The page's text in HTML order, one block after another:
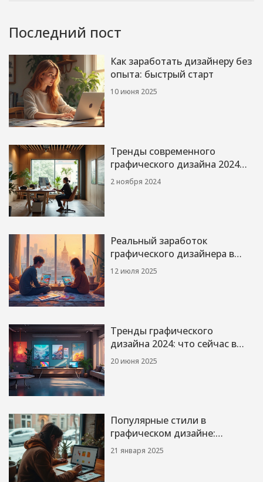
Последний пост
Как заработать дизайнеру без
опыта: быстрый старт
10 июня 2025
Тренды современного
графического дизайна 2024
года
2 ноября 2024
Реальный заработок
графического дизайнера в
2025 году: всё, что нужно
12 июля 2025
Тренды графического
дизайна 2024: что сейчас в
моде
20 июня 2025
Популярные стили в
графическом дизайне:
Тренды нового времени
21 января 2025